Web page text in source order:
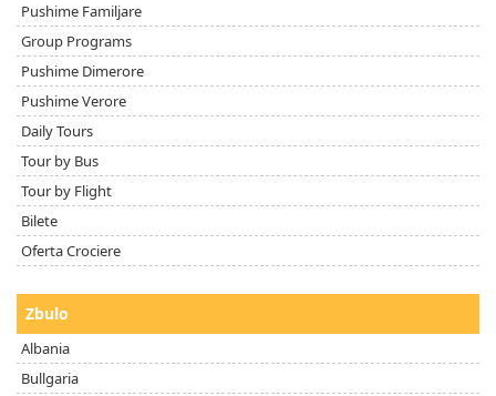
Pushime Familjare
Group Programs
Pushime Dimerore
Pushime Verore
Daily Tours
Tour by Bus
Tour by Flight
Bilete
Oferta Crociere
Zbulo
Albania
Bullgaria